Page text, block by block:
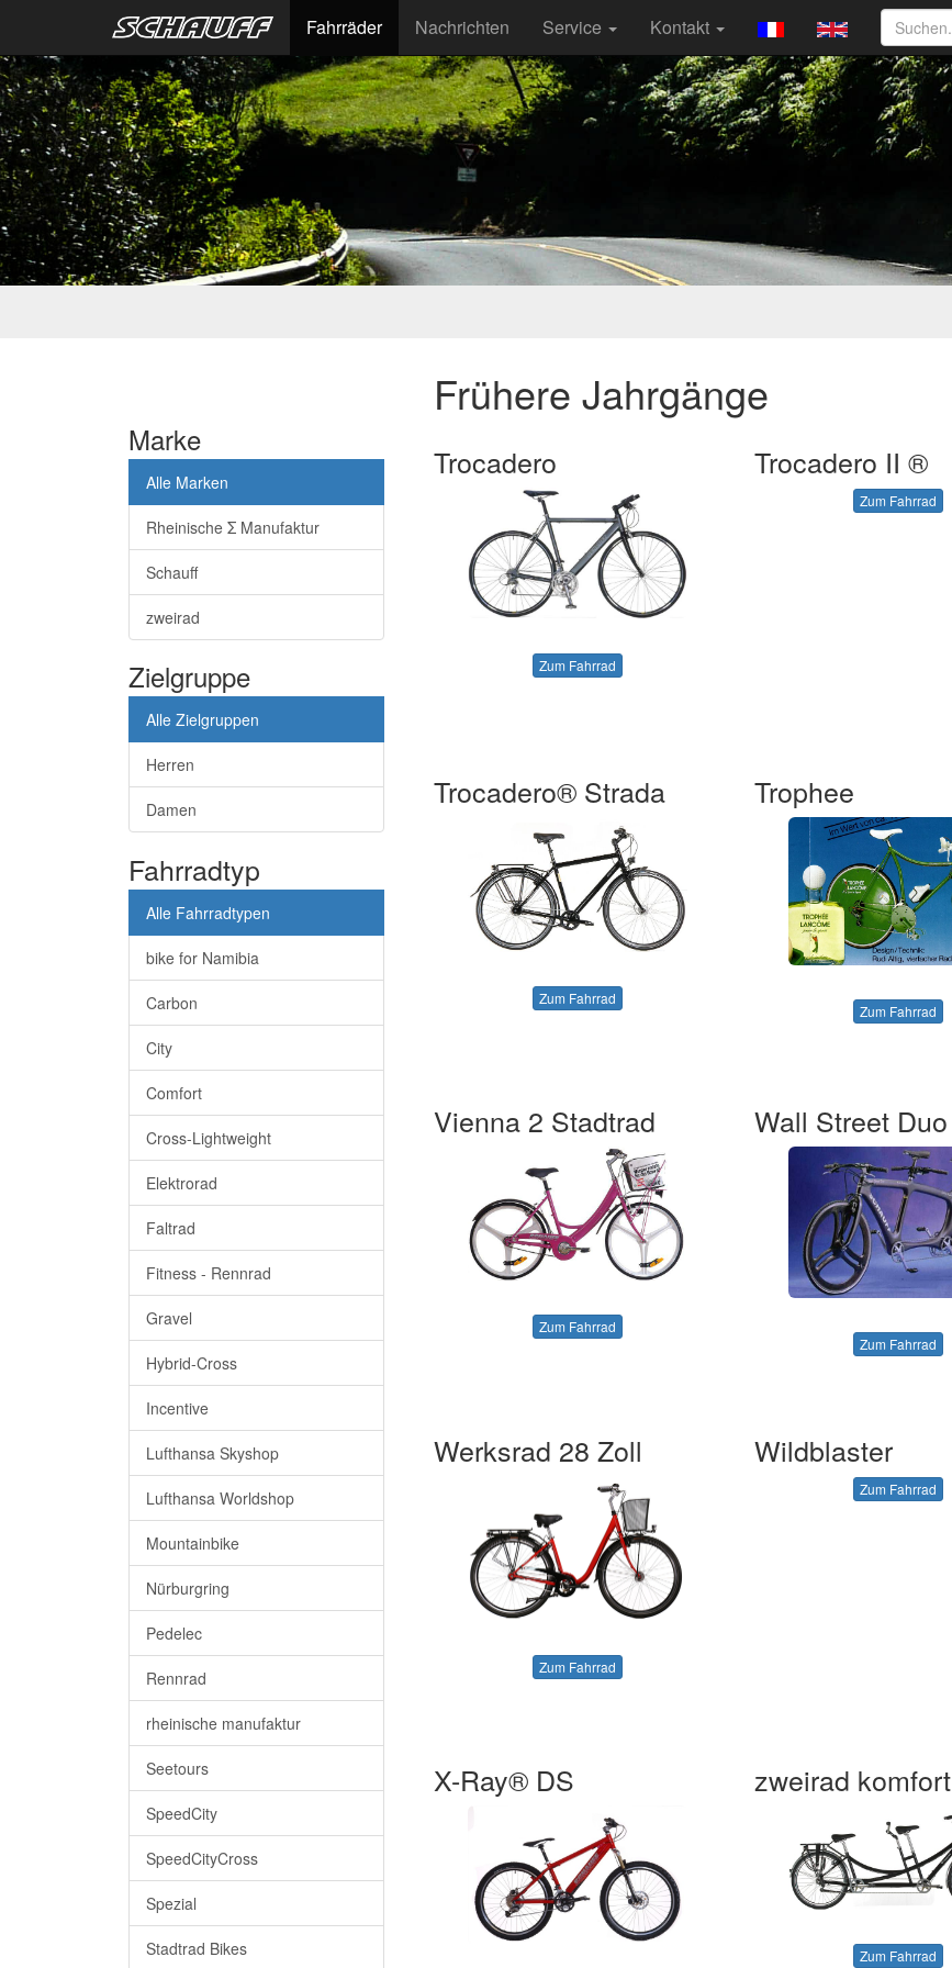
Fahrräder Nachrichten Service Kontakt
Frühere Jahrgänge
Marke
Alle Marken
Rheinische Σ Manufaktur
Schauff
zweirad
Zielgruppe
Alle Zielgruppen
Herren
Damen
Fahrradtyp
Alle Fahrradtypen
bike for Namibia
Carbon
City
Comfort
Cross-Lightweight
Elektrorad
Faltrad
Fitness - Rennrad
Gravel
Hybrid-Cross
Incentive
Lufthansa Skyshop
Lufthansa Worldshop
Mountainbike
Nürburgring
Pedelec
Rennrad
rheinische manufaktur
Seetours
SpeedCity
SpeedCityCross
Spezial
Stadtrad Bikes
Trocadero
Zum Fahrrad
Trocadero II ®
Zum Fahrrad
Trocadero® Strada
Zum Fahrrad
Trophee
Zum Fahrrad
Vienna 2 Stadtrad
Zum Fahrrad
Wall Street Duo
Zum Fahrrad
Werksrad 28 Zoll
Zum Fahrrad
Wildblaster
Zum Fahrrad
X-Ray® DS zweirad komfort
Zum Fahrrad